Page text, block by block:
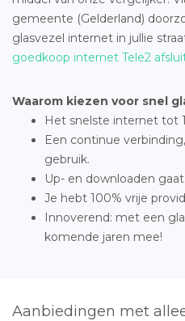
gemeente (Gelderland)
glasvezel internet in jullie
goedkoop internet Tele2
Waarom kiezen voor snel
Het snelste internet tot
Een continue
gebruik.
Up- en downloaden
Je hebt 100% vrije
Innoverend: met een
komende jaren mee!
Aanbiedingen met